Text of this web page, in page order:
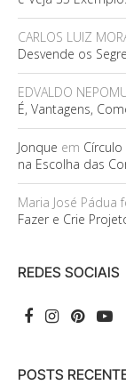
CARLOS LUIZ
Desvende os
EDVALDO
É, Vantagens,
Jonque em
na Escolha das
Maria José Pádua
Fazer e Crie
REDES SOCIAIS
POSTS